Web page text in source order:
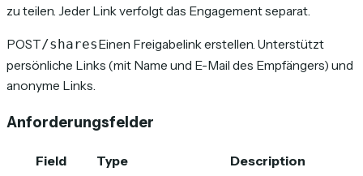
zu teilen. Jeder Link verfolgt das Engagement separat.
POST/sharesEinen Freigabelink erstellen. Unterstützt
persönliche Links (mit Name und E-Mail des Empfängers) und
anonyme Links.
Anforderungsfelder
Field Type Description